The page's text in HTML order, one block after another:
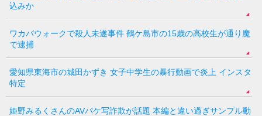
込みか
ワカバウォークで殺人未遂事件 鶴ケ島市の15歳の高校生が通り魔
で逮捕
愛知県東海市の城田かずき 女子中学生の暴行動画で炎上 インスタ
特定
姫野みるくさんのAVパケ写詐欺が話題 本編と違い過ぎサンプル動